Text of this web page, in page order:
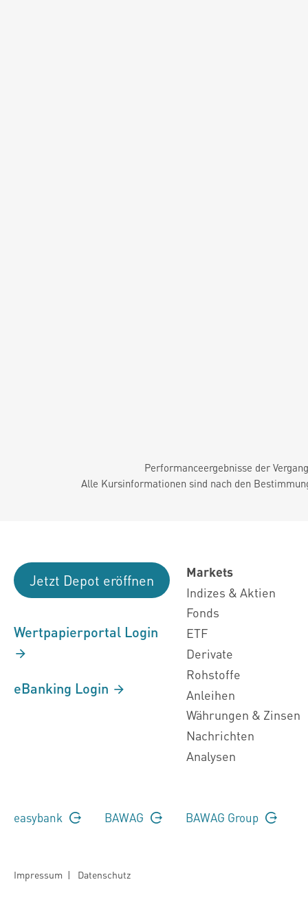
Performanceergebnisse der
Alle Kursinformationen sind nach den
Jetzt Depot eröffnen
Wertpapierportal Login
eBanking Login
Markets
Indizes & Aktien
Fonds
ETF
Derivate
Rohstoffe
Anleihen
Währungen & Zinsen
Nachrichten
Analysen
easybank BAWAG BAWAG Group
Impressum | Datenschutz